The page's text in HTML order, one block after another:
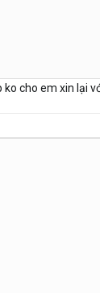
cho em xin lại